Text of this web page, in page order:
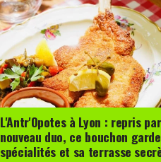
L'Antr'Opotes à Lyon : repris
nouveau duo, ce bouchon
spécialités et sa terrasse